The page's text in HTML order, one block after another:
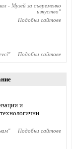
- Музей за съвременно
изкуство"
Подобни сайтове
" Подобни сайтове
и
" Подобни сайтове